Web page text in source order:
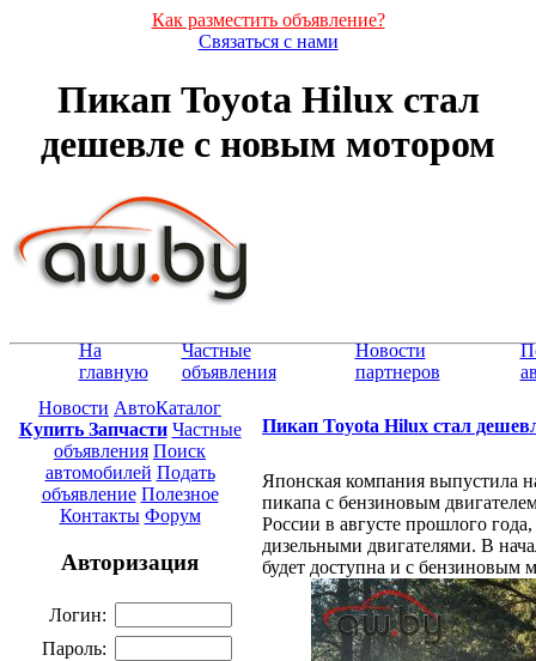
Как разместить объявление?
Связаться с нами
Пикап Toyota Hilux стал
дешевле с новым мотором
На
главную
Частные
объявления
Новости
партнеров
Новости АвтоКаталог
Купить Запчасти Частные
объявления Поиск
автомобилей Подать
объявление Полезное
Контакты Форум
Авторизация
Логин:
Пароль:
Пикап Toyota Hilux стал
Японская компания выпустила
пикапа с бензиновым
России в августе прошлого
дизельными двигателями. В
будет доступна и с бензиновым